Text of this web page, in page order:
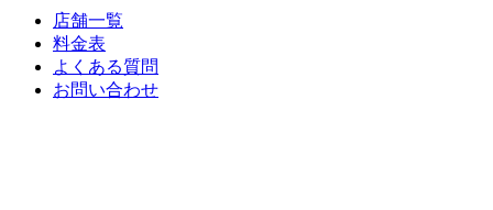
店舗一覧
料金表
よくある質問
お問い合わせ